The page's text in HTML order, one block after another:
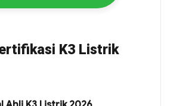
K3 Listrik